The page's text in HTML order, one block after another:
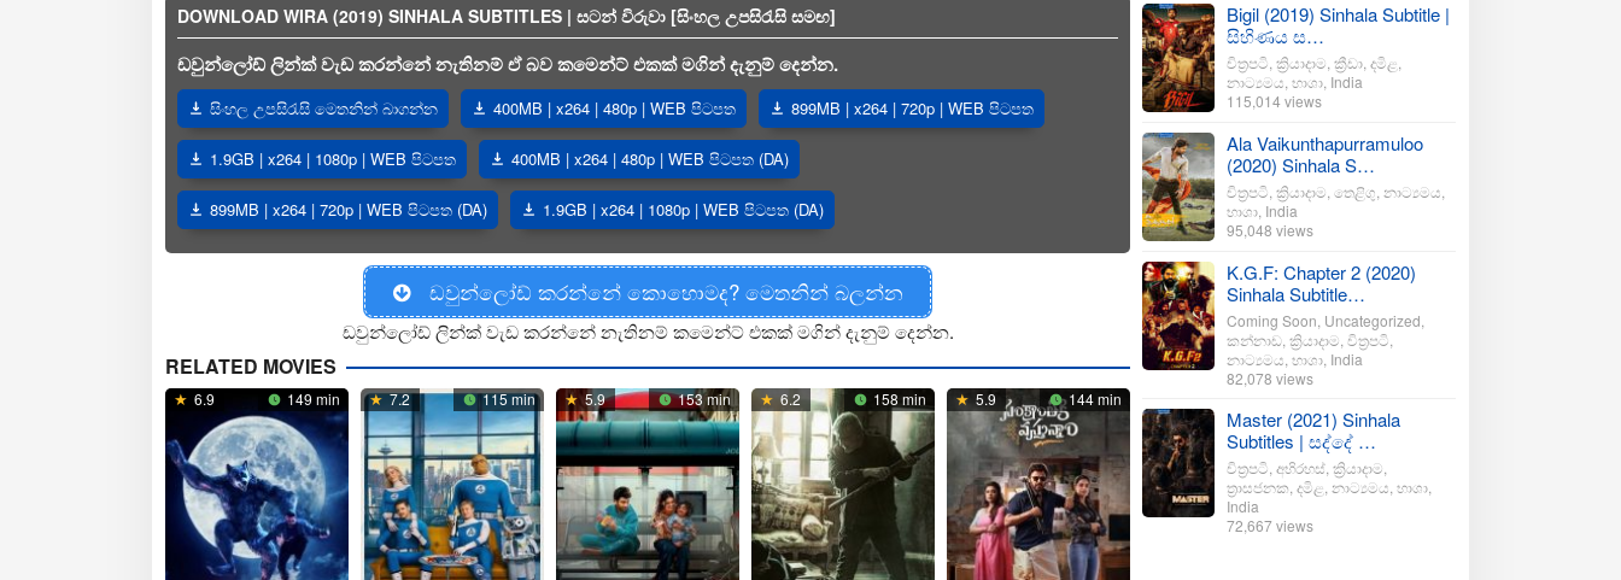
DOWNLOAD WIRA (2019) SINHALA SUBTITLES | සටන් විරුවා [සිංහල උපසිරැසි සමඟ]
ඩවුන්ලෝඩ් ලින්ක් වැඩ කරන්නේ නැතිනම් ඒ බව කමෙන්ට් එකක් මගින් දැනුම් දෙන්න.
සිංහල උපසිරැසි මෙතනින් බාගන්න 400MB | x264 | 480p | WEB පිටපත 899MB | x264 | 720p | WEB පිටපත
1.9GB | x264 | 1080p | WEB පිටපත 400MB | x264 | 480p | WEB පිටපත (DA)
899MB | x264 | 720p | WEB පිටපත (DA) 1.9GB | x264 | 1080p | WEB පිටපත (DA)
ඩවුන්ලෝඩ් කරන්නේ කොහොමද? මෙතනින් බලන්න
ඩවුන්ලෝඩ් ලින්ක් වැඩ කරන්නේ නැතිනම් කමෙන්ට් එකක් මගින් දැනුම් දෙන්න.
RELATED MOVIES
6.9 149 min 7.2 115 min 5.9 153 min 6.2 158 min 5.9 144 min
Bigil (2019) Sinhala Subtitle |
සිහිණය ස…
චිත්‍රපටි ක්‍රියාදාම ක්‍රීඩා දමිළ
නාට්‍යමය භාශා India
115,014 views
Ala Vaikunthapurramuloo
(2020) Sinhala S…
චිත්‍රපටි ක්‍රියාදාම තෙළිගු නාට්‍යමය
භාශා India
95,048 views
K.G.F: Chapter 2 (2020)
Sinhala Subtitle…
Coming Soon Uncategorized
කන්නාඩ ක්‍රියාදාම චිත්‍රපටි
නාට්‍යමය භාශා India
82,078 views
Master (2021) Sinhala
Subtitles | සද්දේ …
චිත්‍රපටි අභිරහස් ක්‍රියාදාම
ත්‍රාසජනක දමිළ නාට්‍යමය භාශා
India
72,667 views